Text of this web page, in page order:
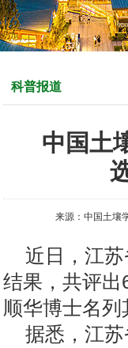
科普报道
中国土
来源：中国土壤
近日，江
结果，共评出
顺华博士名列
据悉，江